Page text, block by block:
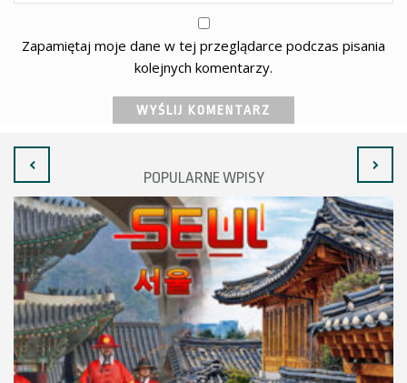
Zapamiętaj moje dane w tej przeglądarce podczas pisania
kolejnych komentarzy.
POPULARNE WPISY